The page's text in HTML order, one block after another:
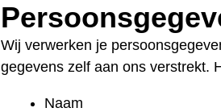
Wij verwerken je
gegevens zelf aan ons verstrekt.
Naam